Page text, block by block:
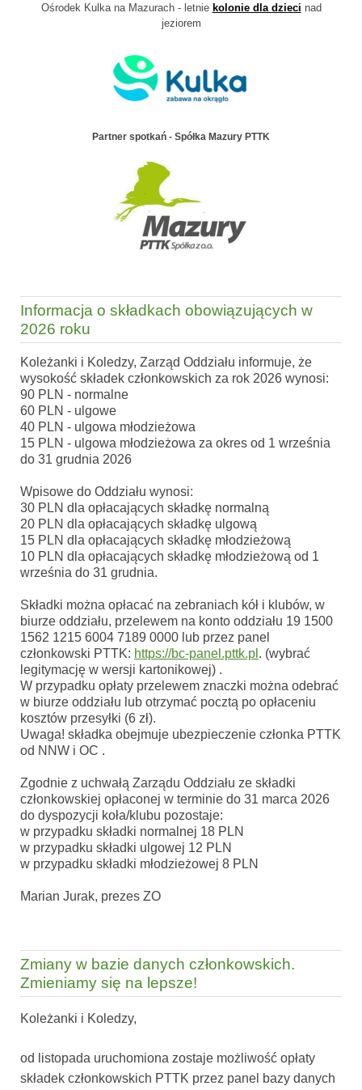
Ośrodek Kulka na Mazurach - letnie kolonie dla dzieci nad
jeziorem
Partner spotkań - Spółka Mazury PTTK
Informacja o składkach obowiązujących w
2026 roku
Koleżanki i Koledzy, Zarząd Oddziału informuje, że
wysokość składek członkowskich za rok 2026 wynosi:
90 PLN - normalne
60 PLN - ulgowe
40 PLN - ulgowa młodzieżowa
15 PLN - ulgowa młodzieżowa za okres od 1 września
do 31 grudnia 2026
Wpisowe do Oddziału wynosi:
30 PLN dla opłacających składkę normalną
20 PLN dla opłacających składkę ulgową
15 PLN dla opłacających składkę młodzieżową
10 PLN dla opłacających składkę młodzieżową od 1
września do 31 grudnia.
Składki można opłacać na zebraniach kół i klubów, w
biurze oddziału, przelewem na konto oddziału 19 1500
1562 1215 6004 7189 0000 lub przez panel
członkowski PTTK: https://bc-panel.pttk.pl . (wybrać
legitymację w wersji kartonikowej) .
W przypadku opłaty przelewem znaczki można odebrać
w biurze oddziału lub otrzymać pocztą po opłaceniu
kosztów przesyłki (6 zł).
Uwaga! składka obejmuje ubezpieczenie członka PTTK
od NNW i OC .
Zgodnie z uchwałą Zarządu Oddziału ze składki
członkowskiej opłaconej w terminie do 31 marca 2026
do dyspozycji koła/klubu pozostaje:
w przypadku składki normalnej 18 PLN
w przypadku składki ulgowej 12 PLN
w przypadku składki młodzieżowej 8 PLN
Marian Jurak, prezes ZO
Zmiany w bazie danych członkowskich.
Zmieniamy się na lepsze!
Koleżanki i Koledzy,
od listopada uruchomiona zostaje możliwość opłaty
składek członkowskich PTTK przez panel bazy danych